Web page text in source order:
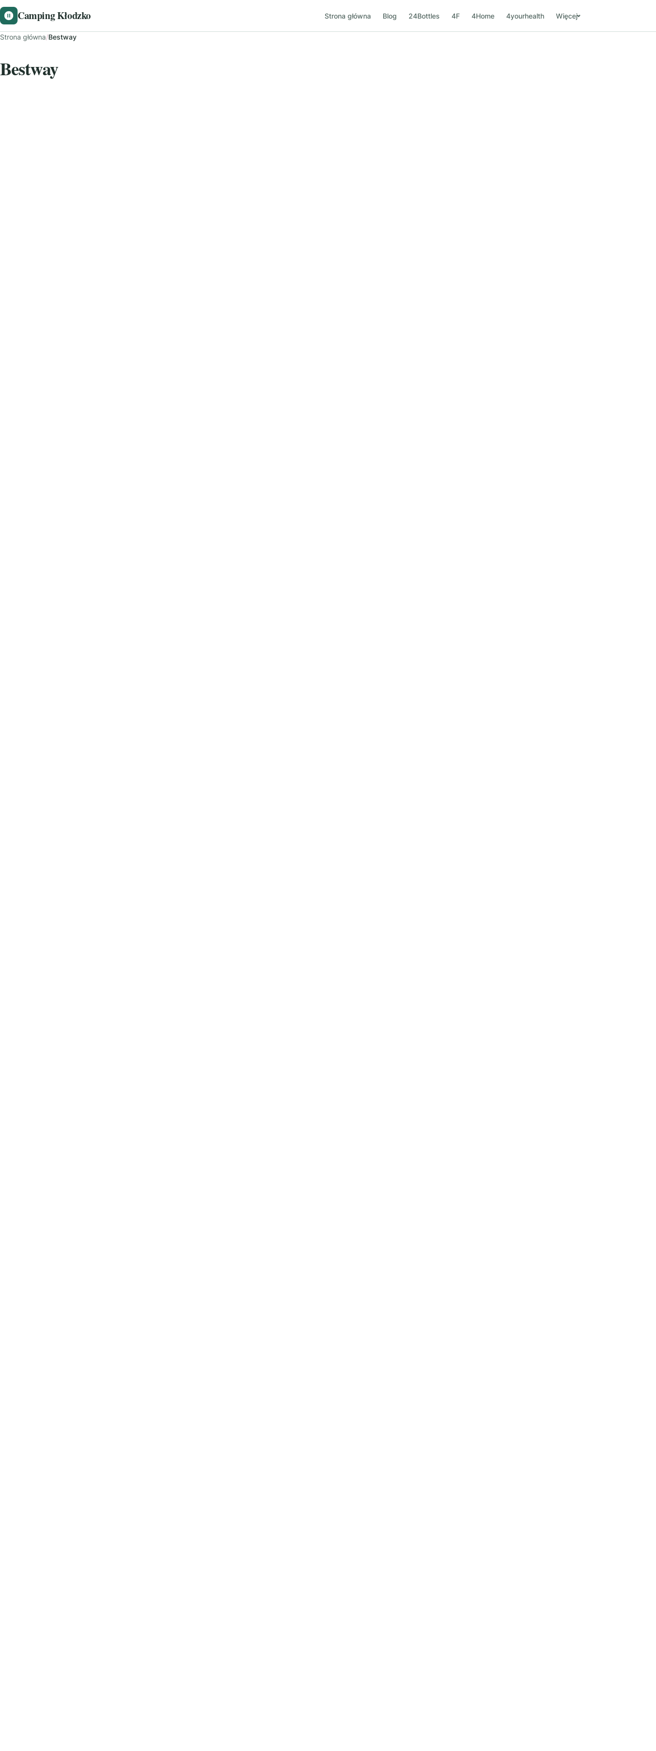
Camping Kłodzko Strona główna Blog 24Bottles 4F 4Home 4yourhealth Więcej
Strona główna/Bestway
Bestway